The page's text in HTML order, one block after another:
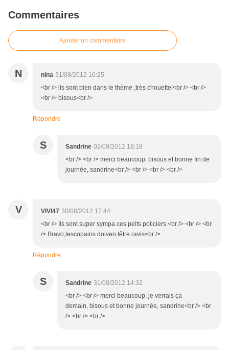
Commentaires
Ajouter un commentaire
N nina 31/08/2012 16:25
<br /> ils sont bien dans le thème ,très chouette!<br /> <br />
<br /> bisous<br />
Répondre
S Sandrine 02/09/2012 18:18
<br /> <br /> merci beaucoup, bisous et bonne fin de
journée, sandrine<br /> <br /> <br /> <br />
V VIVI47 30/08/2012 17:44
<br /> Ils sont super sympa ces peits policiers.<br /> <br /> <br
/> Bravo,lescopains doiven têtre ravis<br />
Répondre
S Sandrine 31/08/2012 14:32
<br /> <br /> merci beaucoup, je verrais ça
demain, bisous et bonne journée, sandrine<br /> <br
/> <br /> <br />